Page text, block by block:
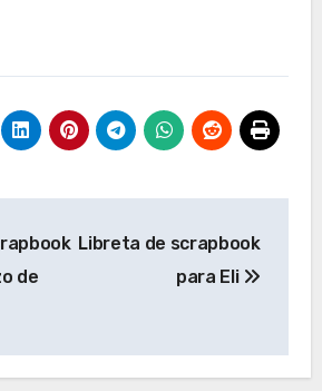
de
Libreta de scrapbook
para Eli